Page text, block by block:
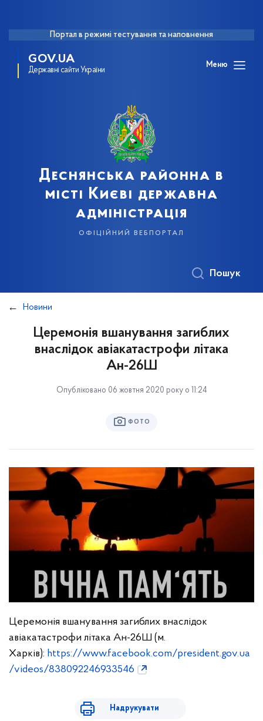
Портал в режимі тестування та наповнення
GOV.UA
Державні сайти України
Меню
Деснянська районна в
місті Києві державна
адміністрація
офіційний вебпортал
Пошук
Новини
Церемонія вшанування загиблих
внаслідок авіакатастрофи літака
Ан-26Ш
Опубліковано 06 жовтня 2020 року о 11:24
ФОТО
Церемонія вшанування загиблих внаслідок
авіакатастрофи літака Ан-26Ш (м.
Харків): https://www.facebook.com/president.gov.ua
/videos/838092246933546
Надрукувати